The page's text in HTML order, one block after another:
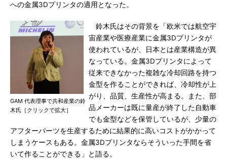
への金属3Dプリンタの適用となった。
GAM 代表理事で共和産業の鈴
木氏［クリックで拡大］
鈴木氏はその背景を「欧米では航空宇
宙産業や医療産業に金属3Dプリンタが
使われているが、日本とは産業構造が異
なっている。金属3Dプリンタによって
従来できなかった複雑な冷却回路を持つ
金型を作ることができれば、冷却性が上
がり、品質、生産性が高まる。また、部
品メーカーは既に量産が終了した自動車
でも金型などを保管しているが、少量の
アフターパーツを生産するために結果的に高いコストがかかって
しまうケースもある。金属3Dプリンタならそういった手間を省
いて作ることができる」と語る。